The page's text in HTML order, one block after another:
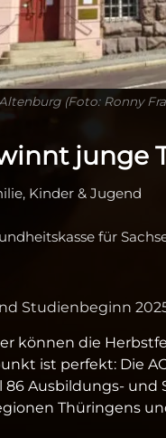
(Foto: Ronny
junge
Kinder & Jugend
für
Studienbeginn
können die
ist perfekt: Die
86 Ausbildungs-
Thüringens